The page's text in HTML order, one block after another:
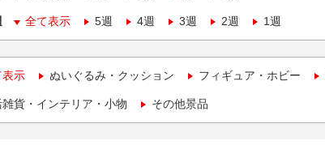
全て表示 5週 4週 3週 2週 1週
表示 ぬいぐるみ・クッション フィギュア・ホビー
貨・インテリア・小物 その他景品